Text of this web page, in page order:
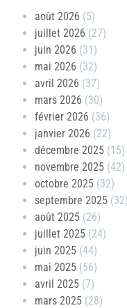
août 2026 (5)
juillet 2026 (27)
juin 2026 (31)
mai 2026 (32)
avril 2026 (37)
mars 2026 (30)
février 2026 (36)
janvier 2026 (22)
décembre 2025 (15)
novembre 2025 (42)
octobre 2025 (32)
septembre 2025 (32)
août 2025 (26)
juillet 2025 (24)
juin 2025 (44)
mai 2025 (56)
avril 2025 (7)
mars 2025 (28)